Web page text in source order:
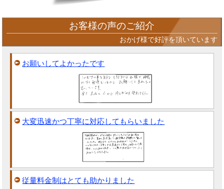
お客様の声のご紹介
おかげ様で好評を頂いています
お願いしてよかったです
大変迅速かつ丁寧に対応してもらいました
従量料金制はとても助かりました